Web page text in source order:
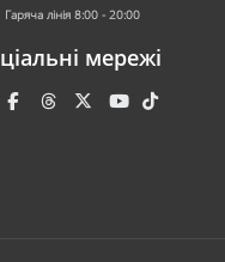
Гаряча лінія 8:00 - 20:00
мережі